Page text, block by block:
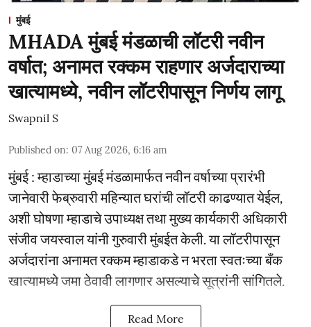
मुंबई
MHADA मुंबई मंडळाची लॉटरी नवीन
वर्षात; अनामत रक्कम राहणार अर्जदाराच्या
खात्यामध्ये, नवीन लॉटरीपासून निर्णय लागू
Swapnil S
Published on: 07 Aug 2026, 6:16 am
मुंबई : म्हाडाच्या मुंबई मंडळामार्फत नवीन वर्षाच्या प्रारंभी
जानेवारी फेब्रुवारी महिन्यात घरांची लॉटरी काढण्यात येईल,
अशी घोषणा म्हाडाचे उपाध्यक्ष तथा मुख्य कार्यकारी अधिकारी
संजीव जयस्वाल यांनी गुरुवारी मुंबईत केली. या लॉटरीपासून
अर्जदारांना अनामत रक्कम म्हाडाकडे न भरता स्वतःच्या बँक
खात्यामध्ये जमा ठेवावी लागणार असल्याचे सूत्रांनी सांगितले.
Read More